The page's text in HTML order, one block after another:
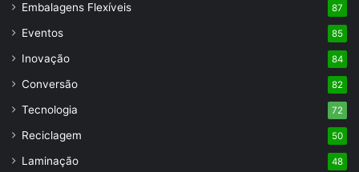
Embalagens Flexíveis 87
Eventos 85
Inovação 84
Conversão 82
Tecnologia 72
Reciclagem 50
Laminação 48